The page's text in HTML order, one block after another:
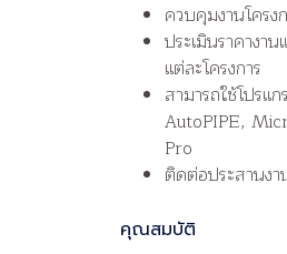
ควบคุมงานโครง
ประเมินราคางา
แต่ละโครงการ
สามารถใช้โปรแ
AutoPIPE,
Pro
ติดต่อประสานงา
คุณสมบัติ